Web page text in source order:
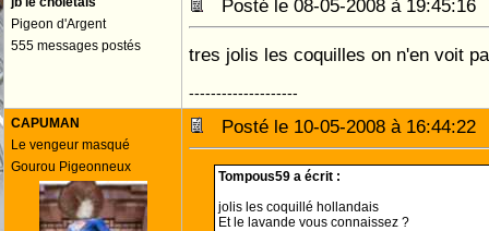
Pigeon d'Argent
555 messages postés
Posté le 08-05-2008 à
tres jolis les coquilles on n'en voit
--------------------
CAPUMAN
Le vengeur masqué
Gourou Pigeonneux
Posté le 10-05-2008 à
Tompous59 a écrit :
jolis les coquillé hollandais
Et le lavande vous connaissez ?